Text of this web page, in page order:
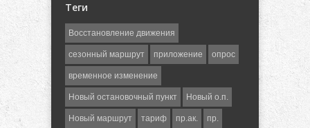
Теги
Восстановление движения
сезонный маршрут приложение опрос
временное изменение
Новый остановочный пункт Новый о.п.
Новый маршрут тариф пр.ак. пр.